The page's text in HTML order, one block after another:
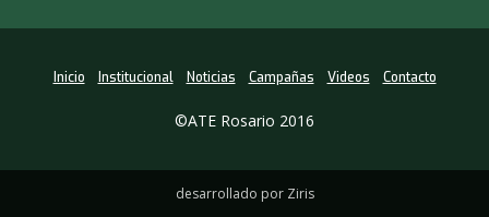
Inicio Institucional Noticias Campañas Videos Contacto
©ATE Rosario 2016
desarrollado por Ziris